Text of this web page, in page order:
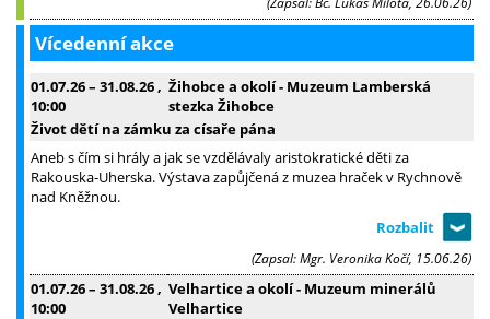
Vícedenní akce
01.07.26– 31.08.26 ,
10:00
Žihobce a okolí - Muzeum Lamberská
stezka Žihobce
Život dětí na zámku za císaře pána
Aneb s čím si hrály a jak se vzdělávaly aristokratické děti za
Rakouska-Uherska. Výstava zapůjčená z muzea hraček v Rychnově
nad Kněžnou.
(Zapsal: Mgr. Veronika Kočí, 15.06.26)
01.07.26– 31.08.26 ,
10:00
Velhartice a okolí - Muzeum minerálů
Velhartice